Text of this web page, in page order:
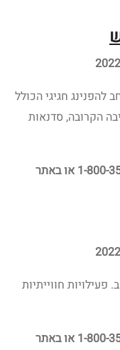
חגיגי הכולל
הקרובה, סדנאות
ב"קו ליער" בטלפון: 1-800-350-550 או באתר
חווייתיות
ב"קו ליער" בטלפון: 1-800-350-550 או באתר